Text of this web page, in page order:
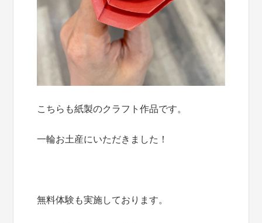
こちらも紙製のクラフト作品です。
一輪お土産にいただきました！
無料体験も実施しております。